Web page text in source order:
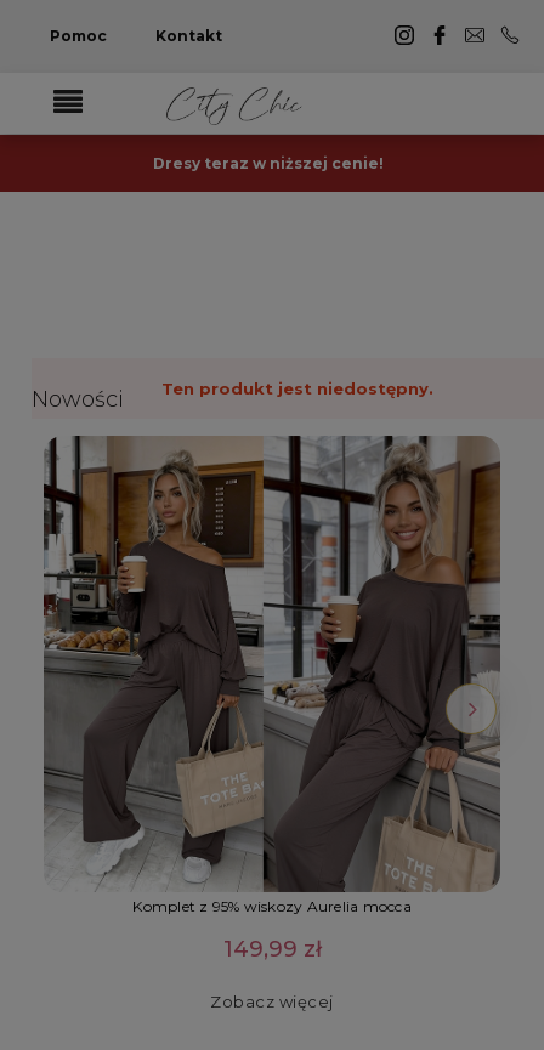
Pomoc Kontakt
Dresy teraz w niższej cenie!
Ten produkt jest niedostępny.
Nowości
Komplet z 95% wiskozy Aurelia mocca
149,99 zł
Zobacz więcej